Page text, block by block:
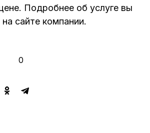
Подробнее об услуге вы
сайте компании.
0